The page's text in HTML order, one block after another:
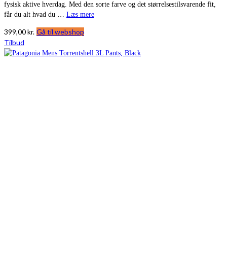
fysisk aktive hverdag. Med den sorte farve og det størrelsestilsvarende fit,
får du alt hvad du … Læs mere
399,00kr. Gå til webshop
Tilbud